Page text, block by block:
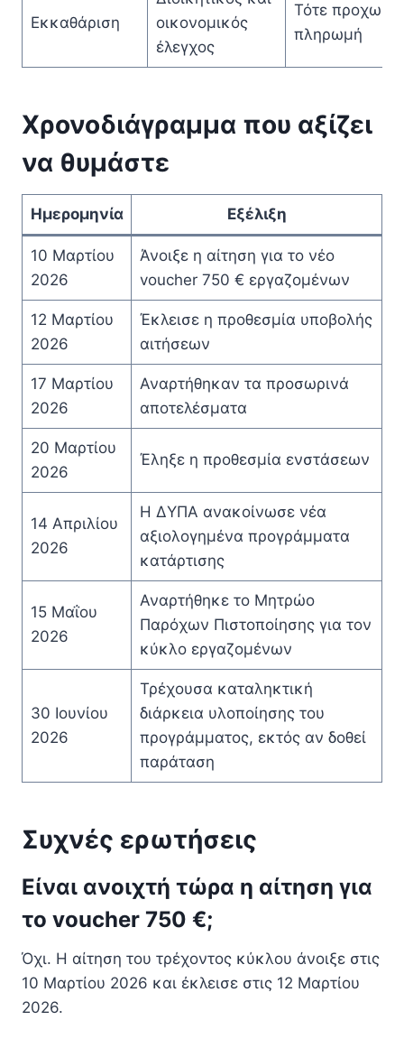
Εκκαθάριση
οικονομικός
έλεγχος
Τότε προχωρά
πληρωμή
Χρονοδιάγραμμα που αξίζει
να θυμάστε
Ημερομηνία Εξέλιξη
10 Μαρτίου
2026
Άνοιξε η αίτηση για το νέο
voucher 750 € εργαζομένων
12 Μαρτίου
2026
Έκλεισε η προθεσμία υποβολής
αιτήσεων
17 Μαρτίου
2026
Αναρτήθηκαν τα προσωρινά
αποτελέσματα
20 Μαρτίου
2026
Έληξε η προθεσμία ενστάσεων
14 Απριλίου
2026
Η ΔΥΠΑ ανακοίνωσε νέα
αξιολογημένα προγράμματα
κατάρτισης
15 Μαΐου
2026
Αναρτήθηκε το Μητρώο
Παρόχων Πιστοποίησης για τον
κύκλο εργαζομένων
30 Ιουνίου
2026
Τρέχουσα καταληκτική
διάρκεια υλοποίησης του
προγράμματος, εκτός αν δοθεί
παράταση
Συχνές ερωτήσεις
Είναι ανοιχτή τώρα η αίτηση για
το voucher 750 €;
Όχι. Η αίτηση του τρέχοντος κύκλου άνοιξε στις
10 Μαρτίου 2026 και έκλεισε στις 12 Μαρτίου
2026.